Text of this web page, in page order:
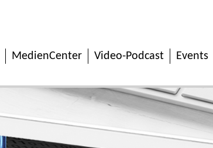
MedienCenter Video-Podcast Events